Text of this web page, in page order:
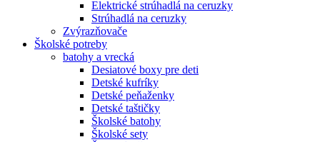
Elektrické strúhadlá na ceruzky
Strúhadlá na ceruzky
Zvýrazňovače
Školské potreby
batohy a vrecká
Desiatové boxy pre deti
Detské kufríky
Detské peňaženky
Detské taštičky
Školské batohy
Školské sety